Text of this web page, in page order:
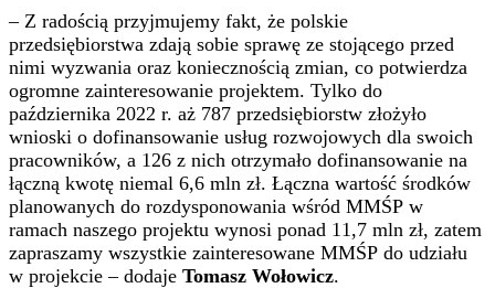
– Z radością przyjmujemy fakt, że polskie
przedsiębiorstwa zdają sobie sprawę ze stojącego przed
nimi wyzwania oraz koniecznością zmian, co potwierdza
ogromne zainteresowanie projektem. Tylko do
października 2022 r. aż 787 przedsiębiorstw złożyło
wnioski o dofinansowanie usług rozwojowych dla swoich
pracowników, a 126 z nich otrzymało dofinansowanie na
łączną kwotę niemal 6,6 mln zł. Łączna wartość środków
planowanych do rozdysponowania wśród MMŚP w
ramach naszego projektu wynosi ponad 11,7 mln zł, zatem
zapraszamy wszystkie zainteresowane MMŚP do udziału
w projekcie – dodaje Tomasz Wołowicz.